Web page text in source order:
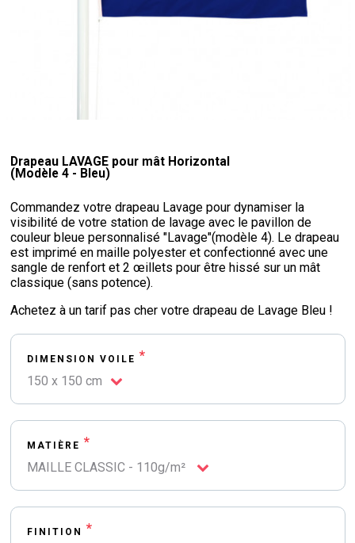
Drapeau LAVAGE pour mât Horizontal
(Modèle 4 - Bleu)
Commandez votre drapeau Lavage pour dynamiser la
visibilité de votre station de lavage avec le pavillon de
couleur bleue personnalisé "Lavage"(modèle 4). Le drapeau
est imprimé en maille polyester et confectionné avec une
sangle de renfort et 2 œillets pour être hissé sur un mât
classique (sans potence).
Achetez à un tarif pas cher votre drapeau de Lavage Bleu !
DIMENSION VOILE *
150 x 150 cm
MATIÈRE *
MAILLE CLASSIC - 110g/m²
FINITION *